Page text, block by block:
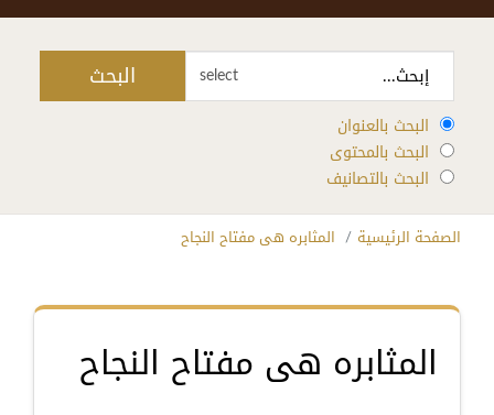
select البحث
البحث بالعنوان
البحث بالمحتوى
البحث بالتصانيف
الصفحة الرئيسية المثابره هى مفتاح النجاح
المثابره هى مفتاح النجاح